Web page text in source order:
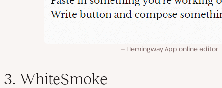
Hemingway App online editor
3. WhiteSmoke